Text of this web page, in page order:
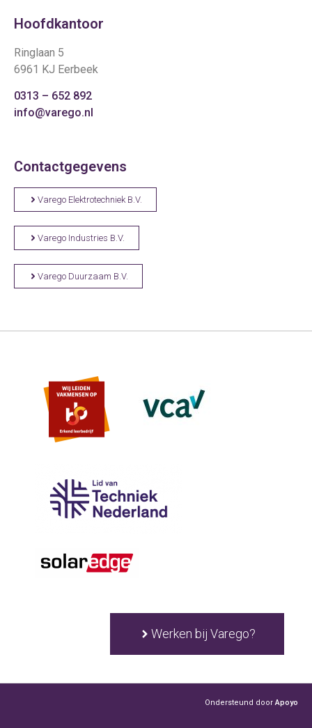
Hoofdkantoor
Ringlaan 5
6961 KJ Eerbeek
0313 – 652 892
info@varego.nl
Contactgegevens
Varego Elektrotechniek B.V.
Varego Industries B.V.
Varego Duurzaam B.V.
Werken bij Varego?
Ondersteund doorApoyo